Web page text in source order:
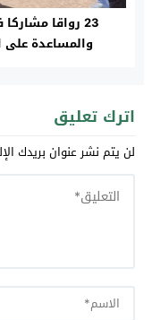
23 رواقا
والمساعدة على
اترك تعليق
لن يتم نشر عنوان بريدك